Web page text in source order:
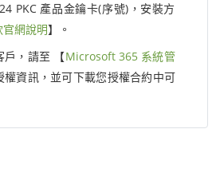
PKC 產品金鑰卡(序號)，安裝方
官網說明】。
戶，請至 【Microsoft 365 系統管
權資訊，並可下載您授權合約中可